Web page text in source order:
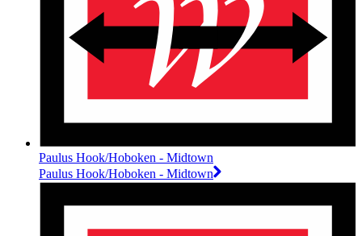
Paulus Hook/Hoboken - Midtown
Paulus Hook/Hoboken - Midtown